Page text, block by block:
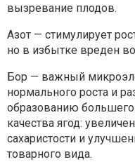
вызревание плодов.
Азот — стимулирует
но в избытке вреден
Бор — важный
нормального роста и
образованию большего
качества ягод:
сахаристости и
товарного вида.